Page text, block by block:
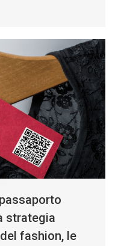
strategia
fashion, le